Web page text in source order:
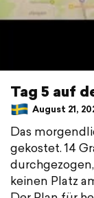
Tag 5 auf
August 21,
Das
gekostet. 14
keinen Platz